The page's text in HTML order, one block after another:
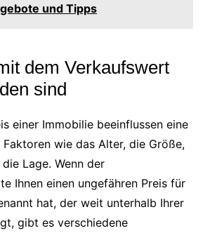
und Tipps
dem Verkaufswert
sind
einer Immobilie beeinflussen eine
Faktoren wie das Alter, die Größe,
Lage. Wenn der
Ihnen einen ungefähren Preis für
hat, der weit unterhalb Ihrer
gibt es verschiedene